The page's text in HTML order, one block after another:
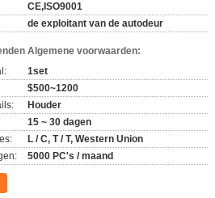
CE,ISO9001
de exploitant van de autodeur
Algemene voorwaarden:
1set
$500~1200
Houder
15 ~ 30 dagen
L / C, T / T, Western Union
5000 PC's / maand